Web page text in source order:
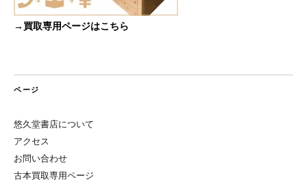
→買取専用ページはこちら
ページ
悠久堂書店について
アクセス
お問い合わせ
古本買取専用ページ